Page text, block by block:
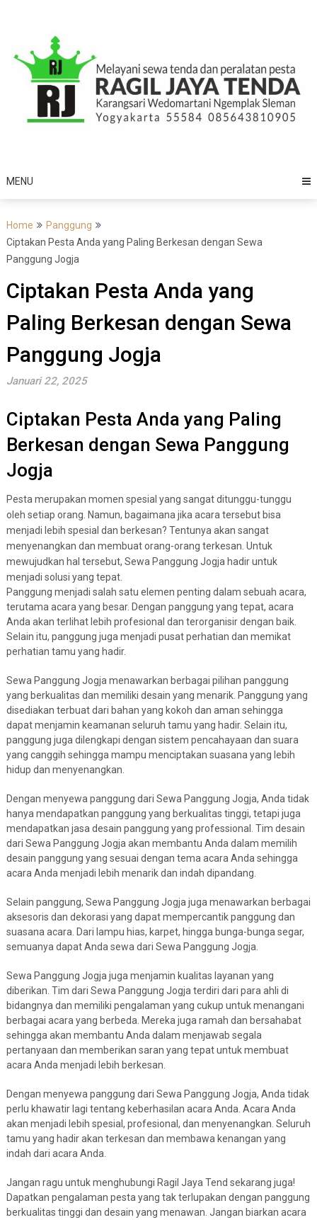
MENU
Home
Panggung
Ciptakan Pesta Anda yang Paling Berkesan dengan Sewa
Panggung Jogja
Ciptakan Pesta Anda yang
Paling Berkesan dengan Sewa
Panggung Jogja
Januari 22, 2025
Ciptakan Pesta Anda yang Paling
Berkesan dengan Sewa Panggung
Jogja
Pesta merupakan momen spesial yang sangat ditunggu-tunggu
oleh setiap orang. Namun, bagaimana jika acara tersebut bisa
menjadi lebih spesial dan berkesan? Tentunya akan sangat
menyenangkan dan membuat orang-orang terkesan. Untuk
mewujudkan hal tersebut, Sewa Panggung Jogja hadir untuk
menjadi solusi yang tepat.
Panggung menjadi salah satu elemen penting dalam sebuah acara,
terutama acara yang besar. Dengan panggung yang tepat, acara
Anda akan terlihat lebih profesional dan terorganisir dengan baik.
Selain itu, panggung juga menjadi pusat perhatian dan memikat
perhatian tamu yang hadir.
Sewa Panggung Jogja menawarkan berbagai pilihan panggung
yang berkualitas dan memiliki desain yang menarik. Panggung yang
disediakan terbuat dari bahan yang kokoh dan aman sehingga
dapat menjamin keamanan seluruh tamu yang hadir. Selain itu,
panggung juga dilengkapi dengan sistem pencahayaan dan suara
yang canggih sehingga mampu menciptakan suasana yang lebih
hidup dan menyenangkan.
Dengan menyewa panggung dari Sewa Panggung Jogja, Anda tidak
hanya mendapatkan panggung yang berkualitas tinggi, tetapi juga
mendapatkan jasa desain panggung yang professional. Tim desain
dari Sewa Panggung Jogja akan membantu Anda dalam memilih
desain panggung yang sesuai dengan tema acara Anda sehingga
acara Anda menjadi lebih menarik dan indah dipandang.
Selain panggung, Sewa Panggung Jogja juga menawarkan berbagai
aksesoris dan dekorasi yang dapat mempercantik panggung dan
suasana acara. Dari lampu hias, karpet, hingga bunga-bunga segar,
semuanya dapat Anda sewa dari Sewa Panggung Jogja.
Sewa Panggung Jogja juga menjamin kualitas layanan yang
diberikan. Tim dari Sewa Panggung Jogja terdiri dari para ahli di
bidangnya dan memiliki pengalaman yang cukup untuk menangani
berbagai acara yang berbeda. Mereka juga ramah dan bersahabat
sehingga akan membantu Anda dalam menjawab segala
pertanyaan dan memberikan saran yang tepat untuk membuat
acara Anda menjadi lebih berkesan.
Dengan menyewa panggung dari Sewa Panggung Jogja, Anda tidak
perlu khawatir lagi tentang keberhasilan acara Anda. Acara Anda
akan menjadi lebih spesial, profesional, dan menyenangkan. Seluruh
tamu yang hadir akan terkesan dan membawa kenangan yang
indah dari acara Anda.
Jangan ragu untuk menghubungi Ragil Jaya Tend sekarang juga!
Dapatkan pengalaman pesta yang tak terlupakan dengan panggung
berkualitas tinggi dan desain yang menawan. Jangan biarkan acara